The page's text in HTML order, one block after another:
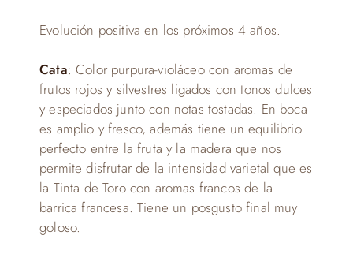
Evolución positiva en los próximos 4 años.
Cata: Color purpura-violáceo con aromas de
frutos rojos y silvestres ligados con tonos dulces
y especiados junto con notas tostadas. En boca
es amplio y fresco, además tiene un equilibrio
perfecto entre la fruta y la madera que nos
permite disfrutar de la intensidad varietal que es
la Tinta de Toro con aromas francos de la
barrica francesa. Tiene un posgusto final muy
goloso.